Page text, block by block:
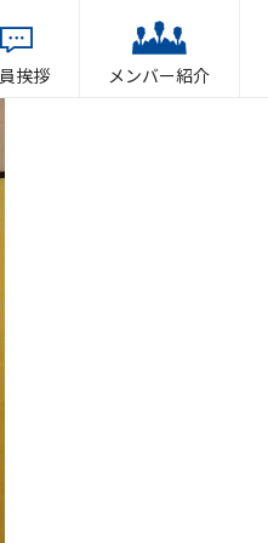
挨拶 メンバー紹介